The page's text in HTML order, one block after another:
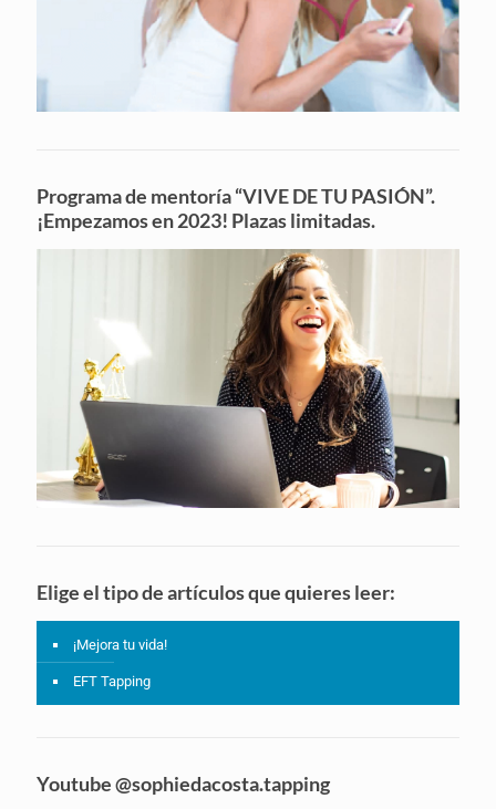
Programa de mentoría “VIVE DE TU PASIÓN”.
¡Empezamos en 2023! Plazas limitadas.
Elige el tipo de artículos que quieres leer:
¡Mejora tu vida!
EFT Tapping
Youtube @sophiedacosta.tapping